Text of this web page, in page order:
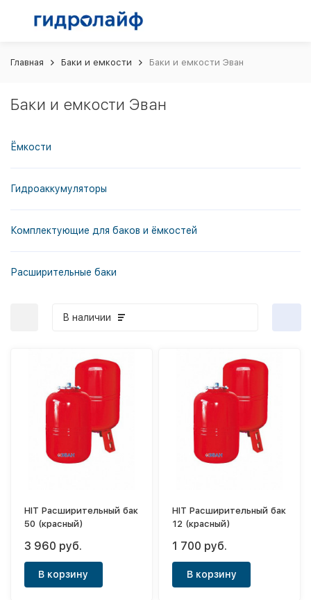
Главная Баки и емкости Баки и емкости Эван
Баки и емкости Эван
Ёмкости
Гидроаккумуляторы
Комплектующие для баков и ёмкостей
Расширительные баки
В наличии
HIT Расширительный бак
50 (красный)
3 960 руб.
В корзину
HIT Расширительный бак
12 (красный)
1 700 руб.
В корзину